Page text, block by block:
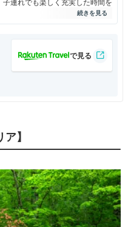
連れでも楽しく充実した時間を
比べてすこーし数が少ない？と
】